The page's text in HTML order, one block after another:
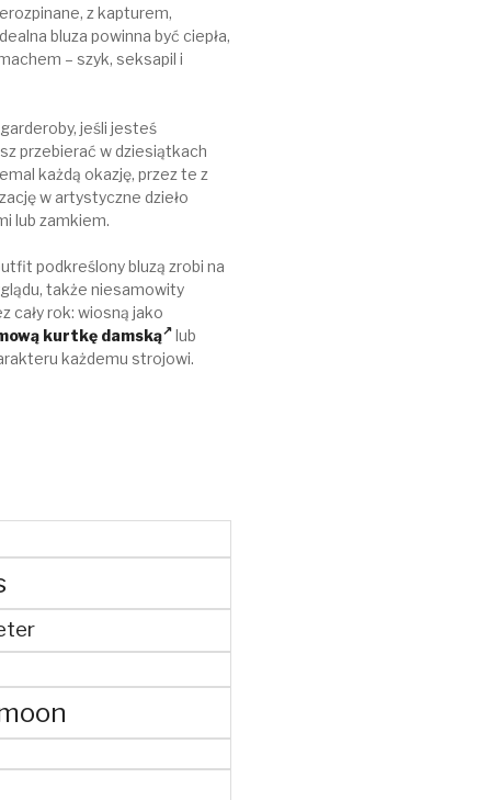
z kapturem,
bluza powinna być ciepła,
– szyk, seksapil i
jeśli jesteś
przebierać w dziesiątkach
każdą okazję, przez te z
w artystyczne dzieło
lub zamkiem.
podkreślony bluzą zrobi na
także niesamowity
cały rok: wiosną jako
kurtkę damską
lub
każdemu strojowi.